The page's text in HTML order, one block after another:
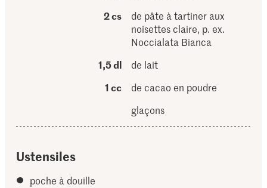
2 cs
de pâte à tartiner aux
noisettes claire, p. ex.
Noccialata Bianca
1,5 dl
de lait
1 cc
de cacao en poudre
glaçons
Ustensiles
poche à douille